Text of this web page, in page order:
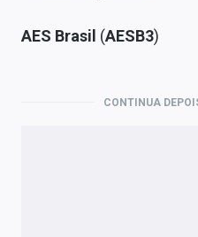
AES Brasil (AESB3)
CONTINUA